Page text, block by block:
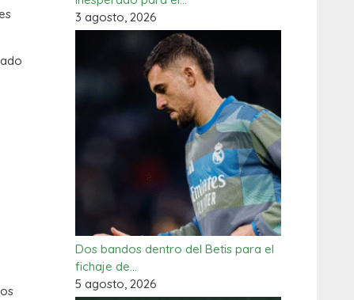
3 agosto, 2026
Dos bandos dentro del Betis para el
fichaje de…
5 agosto, 2026